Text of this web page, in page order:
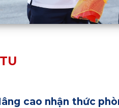
cao nhận thức